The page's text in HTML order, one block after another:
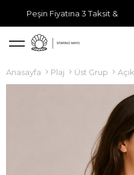
Peşin Fiyatına 3 Taksit &
Anasayfa Plaj Üst Grup